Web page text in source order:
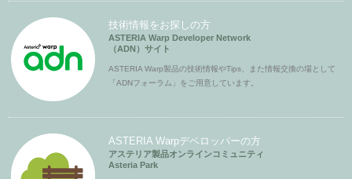
技術情報をお探しの方
ASTERIA Warp Developer Network
（ADN）サイト
ASTERIA Warp製品の技術情報やTips、また情報交換の場として
「ADNフォーラム」をご用意しています。
ASTERIA Warpデベロッパーの方
アステリア製品オンラインコミュニティ
Asteria Park